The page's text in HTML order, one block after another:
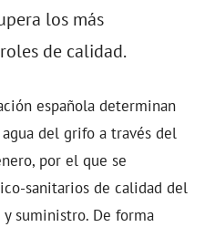
los más
de calidad.
española determinan
del grifo a través del
por el que se
sanitarios de calidad del
suministro. De forma